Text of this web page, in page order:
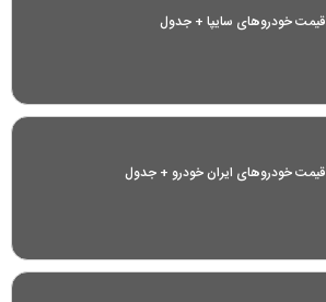
قیمت خودرو‌های سایپا + جدول
قیمت خودرو‌های ایران خودرو + جدول